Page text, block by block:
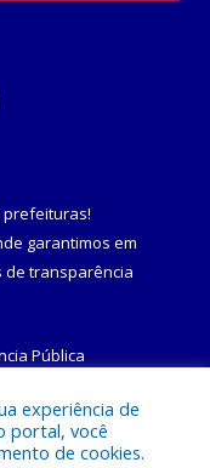
prefeituras!
garantimos em
de transparência
Pública
experiência de
portal, você
de cookies.